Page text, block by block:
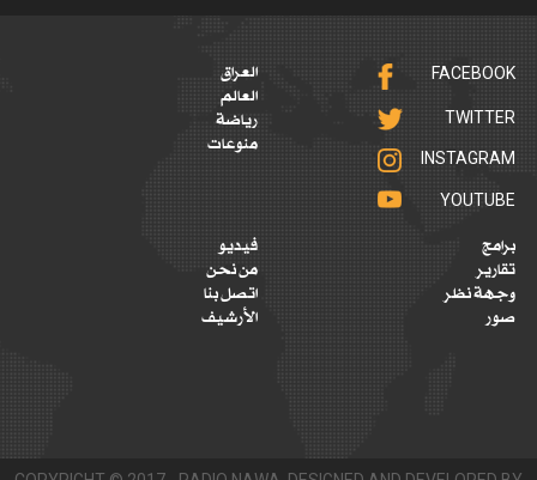
FACEBOOK
TWITTER
INSTAGRAM
YOUTUBE
العراق
العالم
رياضة
منوعات
برامج
تقارير
وجهة نظر
صور
فيديو
من نحن
اتصل بنا
الأرشيف